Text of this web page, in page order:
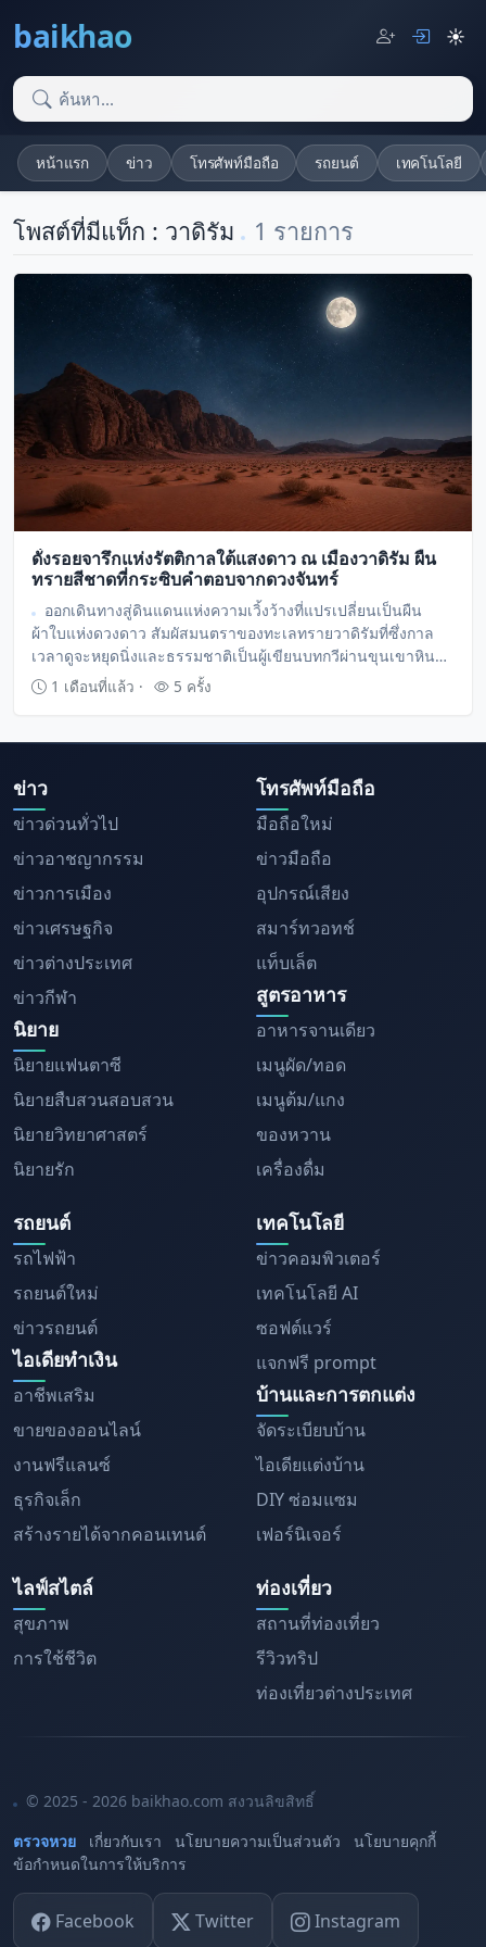
baikhao ☀️
หน้าแรก ข่าว โทรศัพท์มือถือ รถยนต์ เทคโนโลยี
โพสต์ที่มีแท็ก : วาดิรัม 1 รายการ
ดั่งรอยจารึกแห่งรัตติกาลใต้แสงดาว ณ เมืองวาดิรัม ผืน
ทรายสีชาดที่กระซิบคำตอบจากดวงจันทร์
ออกเดินทางสู่ดินแดนแห่งความเวิ้งว้างที่แปรเปลี่ยนเป็นผืน
ผ้าใบแห่งดวงดาว สัมผัสมนตราของทะเลทรายวาดิรัมที่ซึ่งกาล
เวลาดูจะหยุดนิ่งและธรรมชาติเป็นผู้เขียนบทกวีผ่านขุนเขาหินผา
และผืนทราย
1 เดือนที่แล้ว · 5 ครั้ง
ข่าว
ข่าวด่วนทั่วไป
ข่าวอาชญากรรม
ข่าวการเมือง
ข่าวเศรษฐกิจ
ข่าวต่างประเทศ
ข่าวกีฬา
นิยาย
นิยายแฟนตาซี
นิยายสืบสวนสอบสวน
นิยายวิทยาศาสตร์
นิยายรัก
โทรศัพท์มือถือ
มือถือใหม่
ข่าวมือถือ
อุปกรณ์เสียง
สมาร์ทวอทช์
แท็บเล็ต
สูตรอาหาร
อาหารจานเดียว
เมนูผัด/ทอด
เมนูต้ม/แกง
ของหวาน
เครื่องดื่ม
รถยนต์
รถไฟฟ้า
รถยนต์ใหม่
ข่าวรถยนต์
ไอเดียทำเงิน
อาชีพเสริม
ขายของออนไลน์
งานฟรีแลนซ์
ธุรกิจเล็ก
สร้างรายได้จากคอนเทนต์
เทคโนโลยี
ข่าวคอมพิวเตอร์
เทคโนโลยี AI
ซอฟต์แวร์
แจกฟรี prompt
บ้านและการตกแต่ง
จัดระเบียบบ้าน
ไอเดียแต่งบ้าน
DIY ซ่อมแซม
เฟอร์นิเจอร์
ไลฟ์สไตล์
สุขภาพ
การใช้ชีวิต
ท่องเที่ยว
สถานที่ท่องเที่ยว
รีวิวทริป
ท่องเที่ยวต่างประเทศ
© 2025 - 2026 baikhao.com สงวนลิขสิทธิ์
ตรวจหวย
เกี่ยวกับเรา นโยบายความเป็นส่วนตัว
นโยบายคุกกี้
ข้อกำหนดในการให้บริการ
Facebook Twitter Instagram